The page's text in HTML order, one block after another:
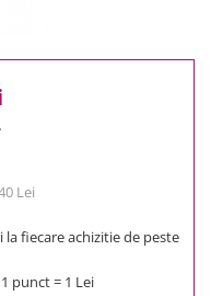
Lei
la fiecare achizitie de peste
punct = 1 Lei